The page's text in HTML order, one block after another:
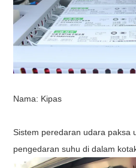
Nama: Kipas
Sistem peredaran udara paksa
pengedaran suhu di dalam